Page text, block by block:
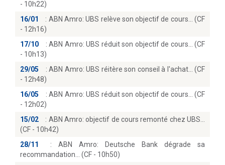
- 10h22)
16/01
: ABN Amro: UBS relève son objectif de cours… (CF
- 12h16)
17/10
: ABN Amro: UBS réduit son objectif de cours… (CF
- 10h13)
29/05
: ABN Amro: UBS réitère son conseil à l'achat… (CF
- 12h48)
16/05
: ABN Amro: UBS réduit son objectif de cours… (CF
- 12h02)
15/02
: ABN Amro: objectif de cours remonté chez UBS
(CF - 10h42)
28/11
: ABN Amro: Deutsche Bank dégrade sa
recommandation… (CF - 10h50)